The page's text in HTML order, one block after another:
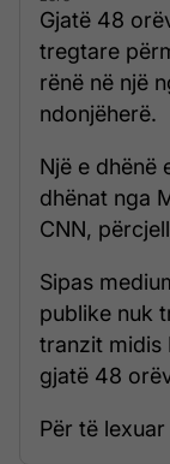
Gjatë 48
tregtare
rënë në një
ndonjëherë.
Një e dhënë
dhënat nga
CNN,
Sipas
publike nuk
tranzit midis
gjatë 48
Për të